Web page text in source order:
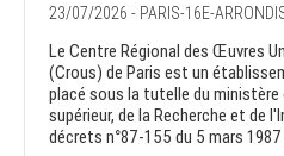
23/07/2026 - PARIS-16E-
Le Centre Régional des Œuvres
(Crous) de Paris est un
placé sous la tutelle du ministère
supérieur, de la Recherche et de
décrets n°87-155 du 5 mars